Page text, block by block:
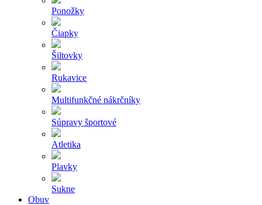
Ponožky
Čiapky
Šiltovky
Rukavice
Multifunkčné nákrčníky
Súpravy športové
Atletika
Plavky
Sukne
Obuv